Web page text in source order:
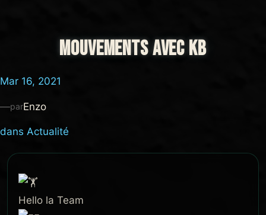
MOUVEMENTS AVEC KB
Mar 16, 2021
—parEnzo
dans Actualité
Hello la Team